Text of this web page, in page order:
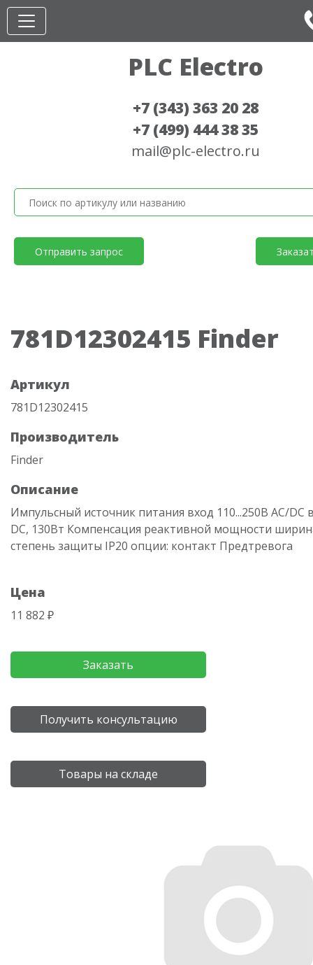
PLC Electro
+7 (343) 363 20 28
+7 (499) 444 38 35
mail@plc-electro.ru
Отправить запрос
781D12302415 Finder
Артикул
781D12302415
Производитель
Finder
Описание
Импульсный источник питания вход 110...250В AC/DC
DC, 130Вт Компенсация реактивной мощности
степень защиты IP20 опции: контакт Предтревога
Цена
11 882 ₽
Заказать
Получить консультацию
Товары на складе